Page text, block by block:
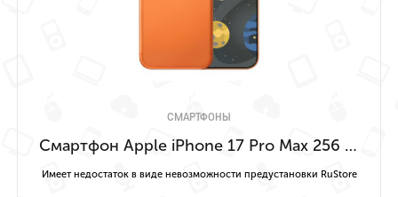
СМАРТФОНЫ
Смартфон Apple iPhone 17 Pro Max 256 ГБ («Космический оранжевый» | Cosmic Orange) Имеет недостаток в виде невозможности предустановки RuStore
Имеет недостаток в виде невозможности предустановки RuStore